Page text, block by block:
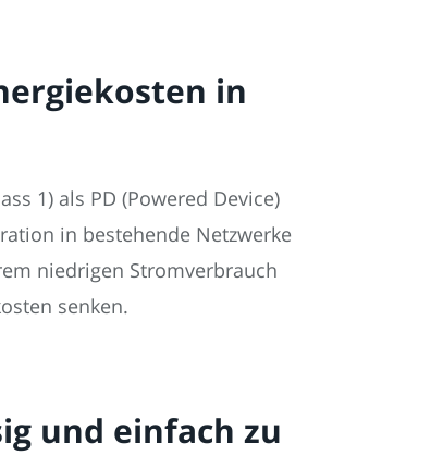
in
1) als PD (Powered Device)
in bestehende Netzwerke
niedrigen Stromverbrauch
senken.
und einfach zu